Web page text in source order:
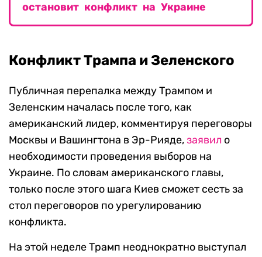
остановит конфликт на Украине
Конфликт Трампа и Зеленского
Публичная перепалка между Трампом и
Зеленским началась после того, как
американский лидер, комментируя переговоры
Москвы и Вашингтона в Эр-Рияде,заявил о
необходимости проведения выборов на
Украине. По словам американского главы,
только после этого шага Киев сможет сесть за
стол переговоров по урегулированию
конфликта.
На этой неделе Трамп неоднократно выступал